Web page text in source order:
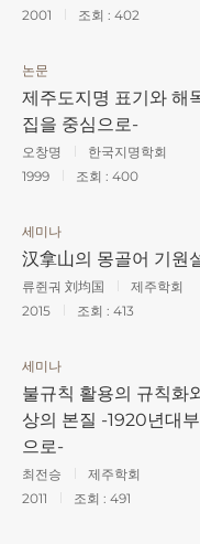
2001
조회 : 402
논문
제주도지명 표기와 해
집을 중심으로-
오창명
한국지명학회
1999
조회 : 400
세미나
汉拿山의 몽골어 기원
류쥔궈 刘均国
제주학회
2015
조회 : 413
세미나
불규칙 활용의 규칙화
상의 본질 -1920년대
으로-
최전승
제주학회
2011
조회 : 491